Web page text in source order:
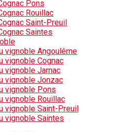
Pons
Rouillac
Saint-Preuil
Saintes
vignoble Angoulême
vignoble Cognac
vignoble Jarnac
vignoble Jonzac
vignoble Pons
vignoble Rouillac
vignoble Saint-Preuil
vignoble Saintes